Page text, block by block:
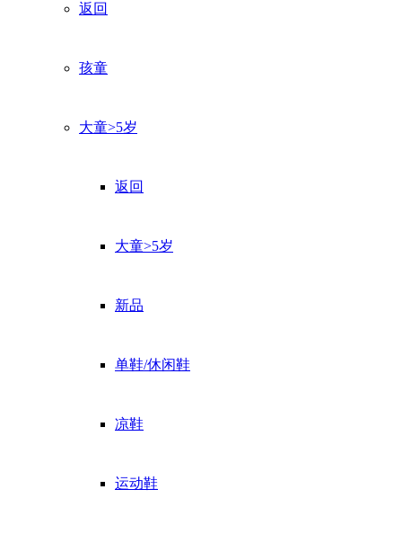
返回
孩童
大童>5岁
返回
大童>5岁
新品
单鞋/休闲鞋
凉鞋
运动鞋